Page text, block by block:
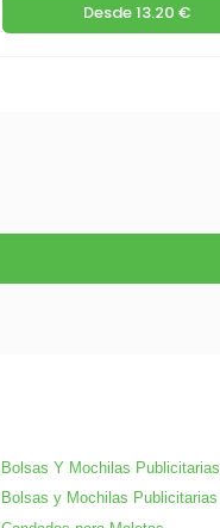
Desde13.20 €
Bolsas Y Mochilas Publicitarias
Bolsas y Mochilas Publicitarias